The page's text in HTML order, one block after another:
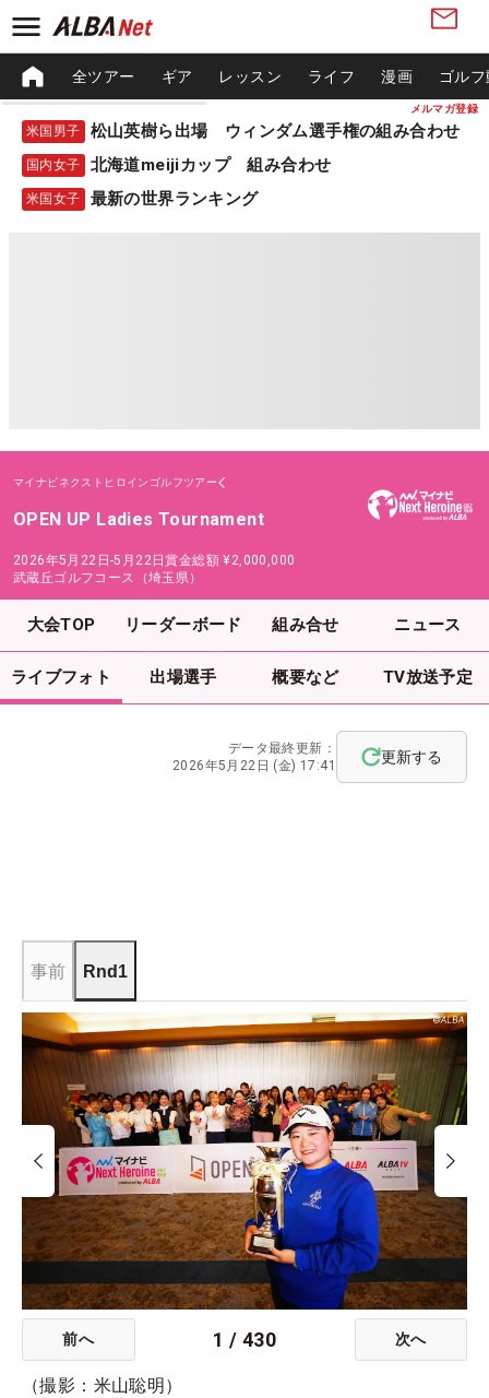
メルマガ登録
全ツアー ギア レッスン ライフ 漫画 ゴル
米国男子 松山英樹ら出場 ウィンダム選手権の組み合わせ
国内女子 北海道meijiカップ 組み合わせ
米国女子 最新の世界ランキング
マイナビネクストヒロインゴルフツアー
OPEN UP Ladies Tournament
2026年5月22日-5月22日賞金総額 ¥2,000,000
武蔵丘ゴルフコース（埼玉県）
大会TOP リーダーボード 組み合せ ニュース
ライブフォト 出場選手 概要など TV放送予定
データ最終更新：
2026年5月22日 (金) 17:41
更新する
事前 Rnd1
前へ 1 / 430 次へ
（撮影：米山聡明）